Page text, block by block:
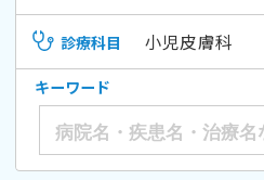
診療科目 小児皮膚科
キーワード